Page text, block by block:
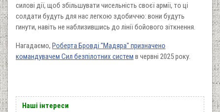
силові дії, щоб збільшувати чисельність своєї армії, то ці
солдати будуть для нас легкою здобиччю: вони будуть
гинути, навіть не наблизившись до лінії бойового зіткнення.
Нагадаємо, Роберта Бровді "Мадяра" призначено
командувачем Сил безпілотних систем в червні 2025 року.
Наші інтереси